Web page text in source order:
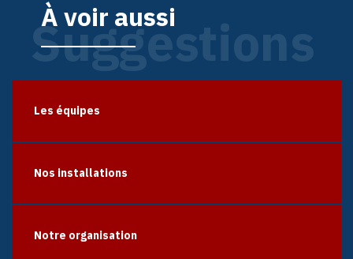
À voir aussi
Suggestions
Les équipes
Nos installations
Notre organisation